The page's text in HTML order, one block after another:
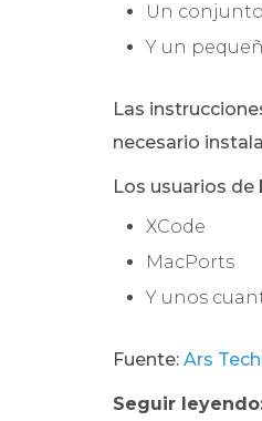
Un
Y un
Las
necesario
Los usuarios de
XCode
MacPorts
Y unos
Fuente: Ars
Seguir